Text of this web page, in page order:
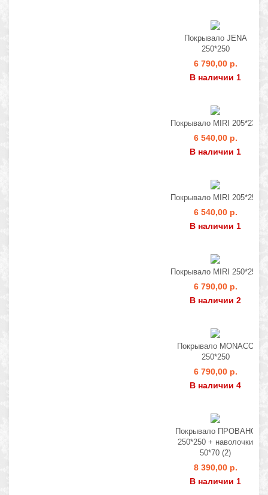
Покрывало JENA
250*250
6 790,00 р.
В наличии 1
Покрывало MIRI 205*230
6 540,00 р.
В наличии 1
Покрывало MIRI 205*250
6 540,00 р.
В наличии 1
Покрывало MIRI 250*250
6 790,00 р.
В наличии 2
Покрывало MONACO
250*250
6 790,00 р.
В наличии 4
Покрывало ПРОВАНС
250*250 + наволочки
50*70 (2)
8 390,00 р.
В наличии 1